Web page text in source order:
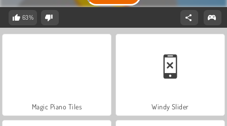
63%
Magic Piano Tiles Windy Slider